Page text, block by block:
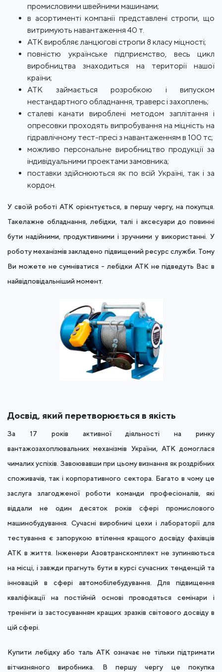
промисловими швейними машинами;
в асортименті компанії представлені стропи, що
витримують навантаження 40 т.
АТК виробляє ланцюгові стропи 8 класу міцності;
повністю українське підприємство, весь цикл
виробництва знаходиться на території нашої
країни;
АТК займається розробкою і випуском
нестандартного обладнання, траверс і захоплень;
сталеві канати вироблені методом заплітання і
опресовки проходять випробування на міцність на
гідравлічному тест-пресі з навантаженням в 100 тс;
можливо персональне виробництво продукції за
індивідуальними проектами замовника;
поставки здійснюються як по всій Україні, так і за
кордон.
У своїй роботі АТК орієнтується, в першу чергу, на покупця.
Такелажне обладнання, лебідки, талі і аксесуари до повинні
бути надійними, продуктивними і зручними у використанні. У
роботу механізмів закладено підвищений ресурс служби. Тому
Ви можете не сумніватися - лебідки АТК не підведуть Вас в
найвідповідальніший момент.
Досвід, який перетворюється в якість
За 17 років активної діяльності на ринку
вантажозахоплювальних механізмів України, АТК домоглася
чималих успіхів. Завоювавши при цьому визнання як роздрібних
споживачів, так і корпоративного сектора. Багато в чому це
заслуга злагодженої роботи команди професіоналів, які
віддали не один десяток років сфері промислового
машинобудування. Сучасні виробничі цехи і лабораторії для
тестування є запорукою втілення кращого досвіду фахівців
АТК в життя. Інженери Азовтранскомплект не зупиняються
на місці, і завжди прагнуть бути в курсі сучасних тенденцій та
інновацій в сфері автомобілебудування. Для підвищення
кваліфікації на постійній основі проводяться семінари і
тренінги із застосуванням кращих зразків світового досвіду в
цій сфері.
Купити лебідку або таль АТК означає не тільки підтримати
вітчизняного виробника. В першу чергу це покупка